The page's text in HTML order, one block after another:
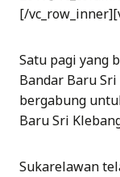
[/
Satu pagi yang
Bandar Baru Sri
bergabung
Baru Sri
Sukarelawan